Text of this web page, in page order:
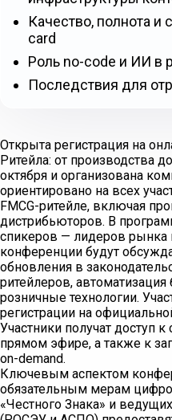
Открыта регистрация на
Ритейла: от производства
октября и организована
ориентировано на всех
FMCG-ритейле, включая
дистрибьюторов. В
спикеров — лидеров рынка
конференции будут
обновления в
ритейлеров,
розничные технологии.
регистрации на
Участники получат доступ
прямом эфире, а также к
on-demand.
Ключевым аспектом
обязательным мерам
«Честного Знака» и
Качество, полнота и
card
Роль no-code и ИИ в
Последствия для